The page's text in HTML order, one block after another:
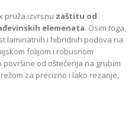
pruža izvrsnu zaštitu od
elemenata. Osim toga,
laminatnih i hibridnih podova na
folijom i robusnom
od oštećenja na grubim
za precizno i lako rezanje,